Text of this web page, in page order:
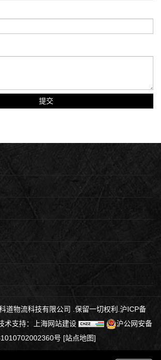
提交
道物流科技有限公司 .保留一切权利. 沪ICP备
术支持： 上海网站建设
沪公网安备
号 [站点地图]